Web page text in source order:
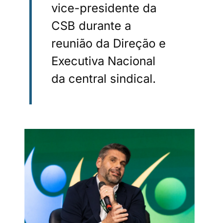
vice-presidente da
CSB durante a
reunião da Direção e
Executiva Nacional
da central sindical.